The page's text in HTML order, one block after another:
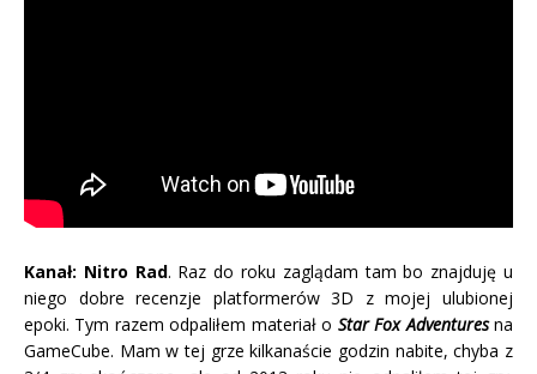
Kanał: Nitro Rad. Raz do roku zaglądam tam bo znajduję u
niego dobre recenzje platformerów 3D z mojej ulubionej
epoki. Tym razem odpaliłem materiał o Star Fox Adventuresna
GameCube. Mam w tej grze kilkanaście godzin nabite, chyba z